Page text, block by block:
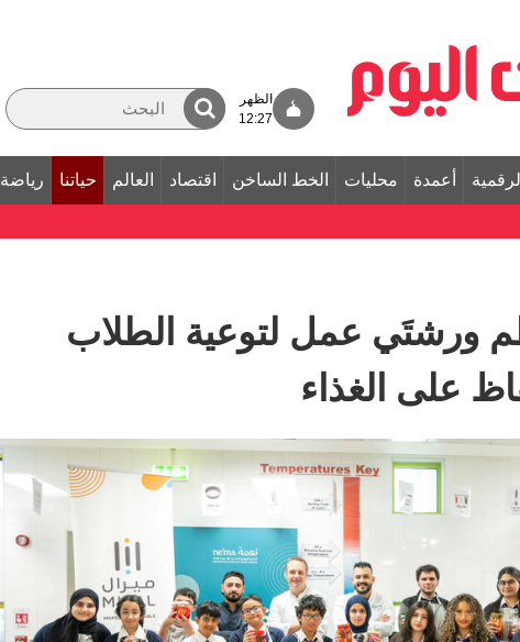
الظهر
12:27
أعمدة محليات الخط الساخن اقتصاد العالم حياتنا رياضة
ورشتَي عمل لتوعية الطلاب
على الغذاء